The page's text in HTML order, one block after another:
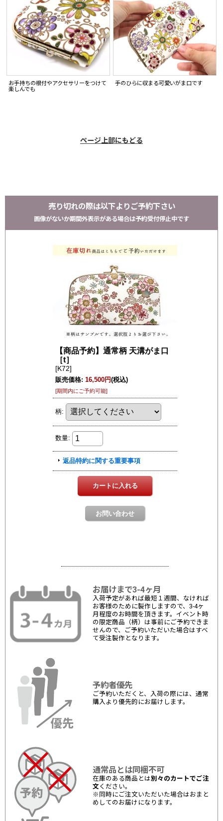
お手持ちの根付やアクセサリーをつけて
楽しんでも
手のひらに収まる可愛いがま口です
ページ上部にもどる
売り切れの際は以下よりご予約下さい
画像がないか期間外表示がある場合は予約受付停止中です
お届けまで3-4ヶ月
入荷予定があれば最短１週間、なければ
お客様のために製作しますので、3-4ヶ
月程度のお時間を頂きます。イベント時
の限定商品（柄）は事前にご予約できま
せんので、ご予約いただいた場合はすべ
て受注製作となります。
予約者優先
ご予約いただくと、入荷の際には、通常
購入より優先的にお届けします。
通常品とは同梱不可
在庫のある商品とは別々のカートでご注
文 ください。
※同時にご注文いただいた場合はおまと
めしてのお届けになります。